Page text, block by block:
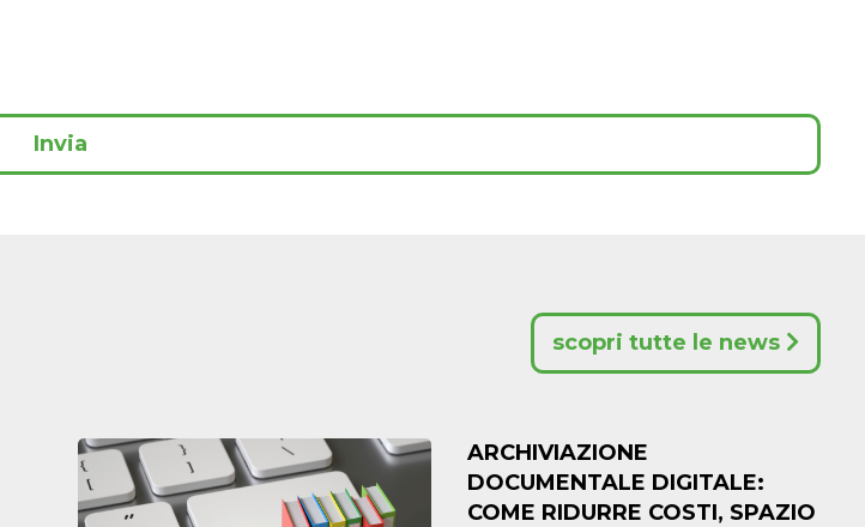
Invia
scopri tutte le news
ARCHIVIAZIONE
DOCUMENTALE DIGITALE:
COME RIDURRE COSTI, SPAZIO